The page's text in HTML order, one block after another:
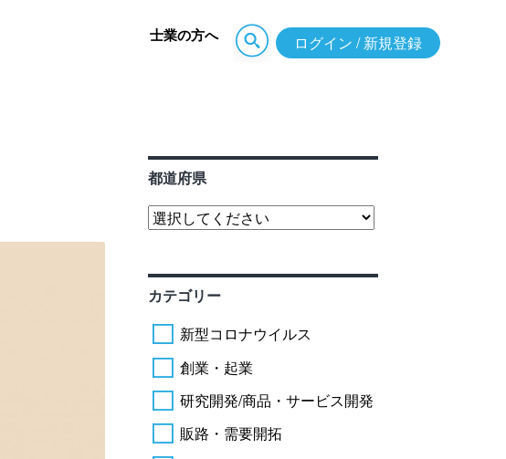
士業の方へ ログイン / 新規登録
都道府県
カテゴリー
新型コロナウイルス
創業・起業
研究開発/商品・サービス開発
販路・需要開拓